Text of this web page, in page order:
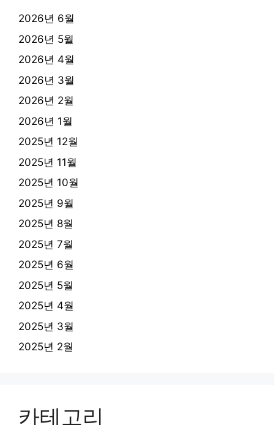
2026년 6월
2026년 5월
2026년 4월
2026년 3월
2026년 2월
2026년 1월
2025년 12월
2025년 11월
2025년 10월
2025년 9월
2025년 8월
2025년 7월
2025년 6월
2025년 5월
2025년 4월
2025년 3월
2025년 2월
카테고리